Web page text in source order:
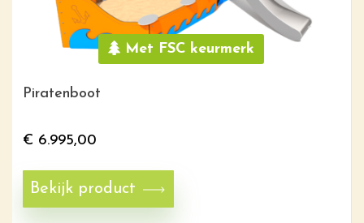
Met FSC keurmerk
Piratenboot
€ 6.995,00
Bekijk product